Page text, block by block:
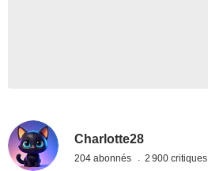
Charlotte28
204 abonnés 2 900 critiques